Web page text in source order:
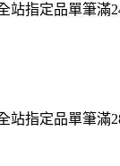
站指定品單筆滿
站指定品單筆滿